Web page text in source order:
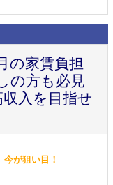
の家賃負担
の方も必見
入を目指せ
今が狙い目！